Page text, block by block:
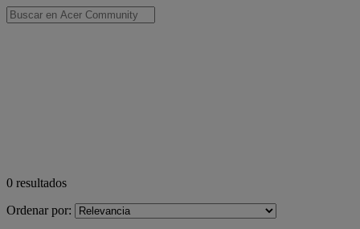
0 resultados
Ordenar por: